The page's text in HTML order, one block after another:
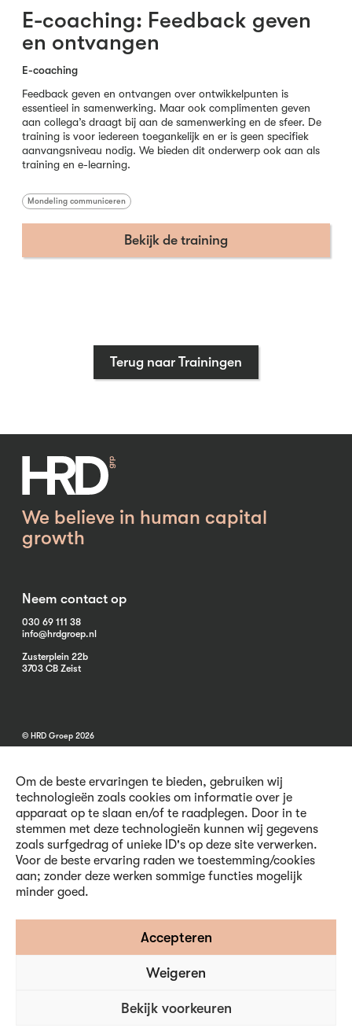
Om de beste ervaringen te bieden, gebruiken wij
technologieën zoals cookies om informatie over je
apparaat op te slaan en/of te raadplegen. Door in te
stemmen met deze technologieën kunnen wij gegevens
zoals surfgedrag of unieke ID's op deze site verwerken.
Voor de beste ervaring raden we toestemming/cookies
aan; zonder deze werken sommige functies mogelijk
minder goed.
Accepteren
Weigeren
Bekijk voorkeuren
E-coaching: Feedback geven
en ontvangen
E-coaching
Feedback geven en ontvangen over ontwikkelpunten is
essentieel in samenwerking. Maar ook complimenten geven
aan collega’s draagt bij aan de samenwerking en de sfeer. De
training is voor iedereen toegankelijk en er is geen specifiek
aanvangsniveau nodig. We bieden dit onderwerp ook aan als
training en e-learning.
Mondeling communiceren
Bekijk de training
Terug naar Trainingen
We believe in human capital
growth
Neem contact op
030 69 111 38
info@hrdgroep.nl
Zusterplein 22b
3703 CB Zeist
© HRD Groep 2026
Algemene informatie
Contact
Voorwaarden
Privacy en Cookies
Volg ons
Inschrijven nieuwsbrief